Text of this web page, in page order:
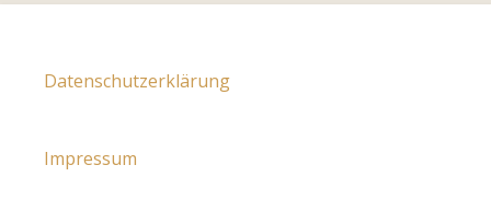
Datenschutzerklärung
Impressum